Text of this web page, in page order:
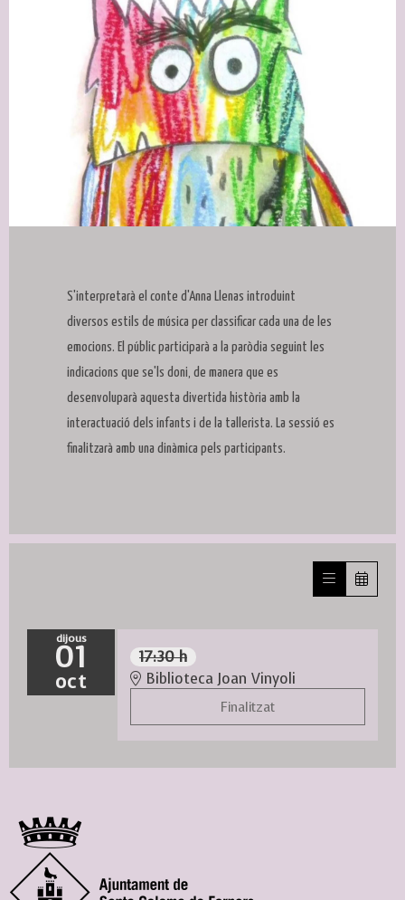
S'interpretarà el conte d'Anna Llenas introduint
diversos estils de música per classificar cada una de les
emocions. El públic participarà a la paròdia seguint les
indicacions que se'ls doni, de manera que es
desenvoluparà aquesta divertida història amb la
interactuació dels infants i de la tallerista. La sessió es
finalitzarà amb una dinàmica pels participants.
dijous
01
oct
17:30 h
Biblioteca Joan Vinyoli
Finalitzat